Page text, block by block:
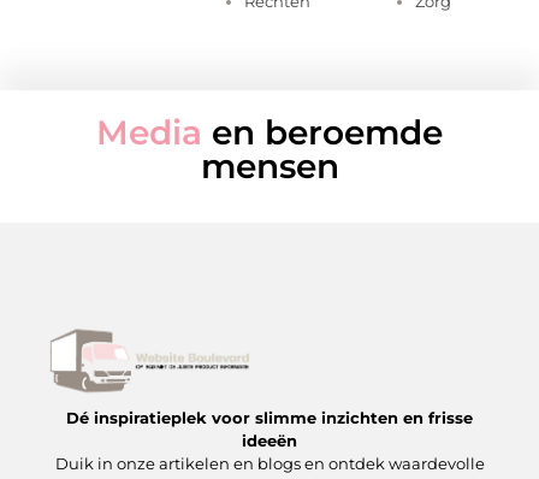
Media en beroemde
mensen
Dé inspiratieplek voor slimme inzichten en frisse
ideeën
Duik in onze artikelen en blogs en ontdek waardevolle